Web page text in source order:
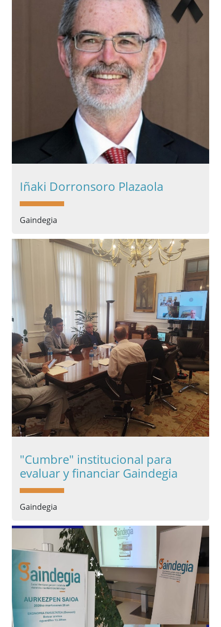
Iñaki Dorronsoro Plazaola
Gaindegia
"Cumbre" institucional para
evaluar y financiar Gaindegia
Gaindegia